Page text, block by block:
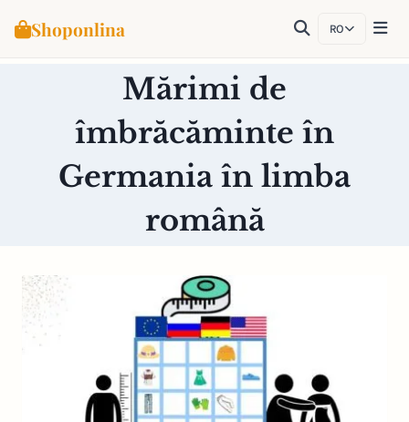
Shoponlina RO
Mărimi de
îmbrăcăminte în
Germania în limba
română